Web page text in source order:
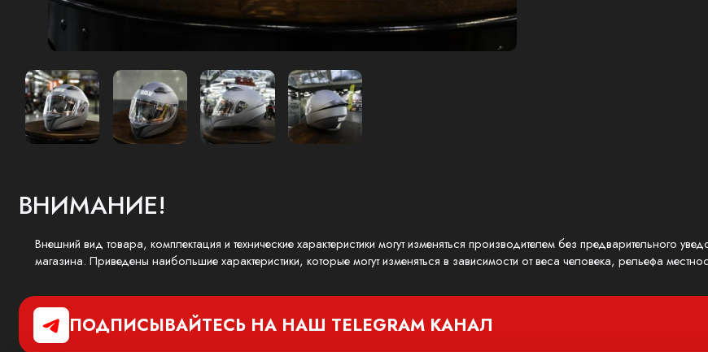
ВНИМАНИЕ!
Внешний вид товара, комплектация и технические характеристики могут изменяться производителем без предварительного
магазина. Приведены наибольшие характеристики, которые могут изменяться в зависимости от веса человека, рельефа
ПОДПИСЫВАЙТЕСЬ НА НАШ TELEGRAM КАНАЛ